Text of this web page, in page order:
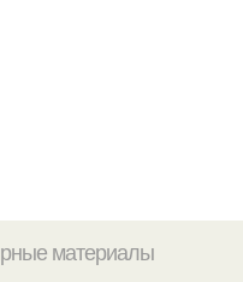
материалы